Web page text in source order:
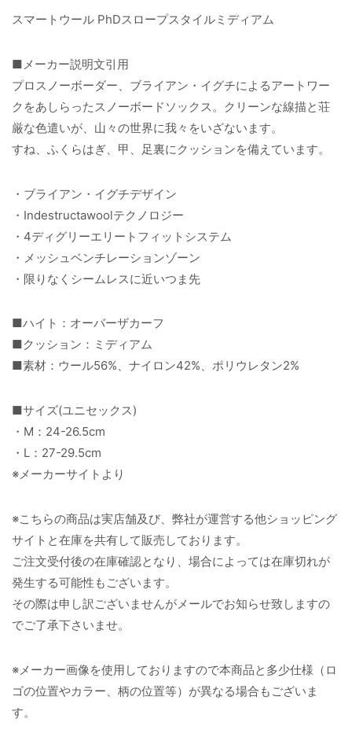
スマートウール PhDスロープスタイルミディアム
■メーカー説明文引用
プロスノーボーダー、ブライアン・イグチによるアートワー
クをあしらったスノーボードソックス。クリーンな線描と荘
厳な色遣いが、山々の世界に我々をいざないます。
すね、ふくらはぎ、甲、足裏にクッションを備えています。
・ブライアン・イグチデザイン
・Indestructawoolテクノロジー
・4ディグリーエリートフィットシステム
・メッシュベンチレーションゾーン
・限りなくシームレスに近いつま先
■ハイト：オーバーザカーフ
■クッション：ミディアム
■素材：ウール56%、ナイロン42%、ポリウレタン2%
■サイズ(ユニセックス)
・M：24-26.5cm
・L：27-29.5cm
※メーカーサイトより
※こちらの商品は実店舗及び、弊社が運営する他ショッピング
サイトと在庫を共有して販売しております。
ご注文受付後の在庫確認となり、場合によっては在庫切れが
発生する可能性もございます。
その際は申し訳ございませんがメールでお知らせ致しますの
でご了承下さいませ。
※メーカー画像を使用しておりますので本商品と多少仕様（ロ
ゴの位置やカラー、柄の位置等）が異なる場合もございま
す。